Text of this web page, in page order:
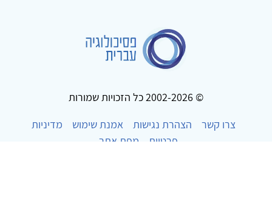
© 2002-2026 כל הזכויות שמורות
צרו קשר
הצהרת נגישות אמנת שימוש
מדיניות
פרטיות
מפת אתר